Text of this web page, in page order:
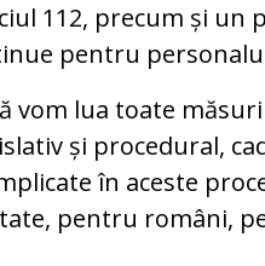
112, precum și
pentru
vom lua toate
și procedural,
în aceste
pentru români,